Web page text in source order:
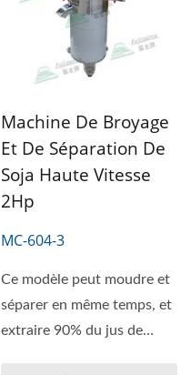
Machine De Broyage
Et De Séparation De
Soja Haute Vitesse
2Hp
MC-604-3
Ce modèle peut moudre et
séparer en même temps, et
extraire 90% du jus de